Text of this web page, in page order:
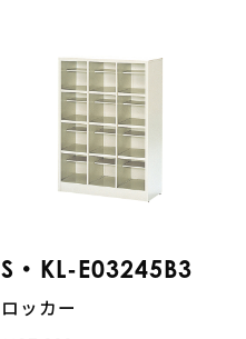
S・KL-E03245B3
ロッカー